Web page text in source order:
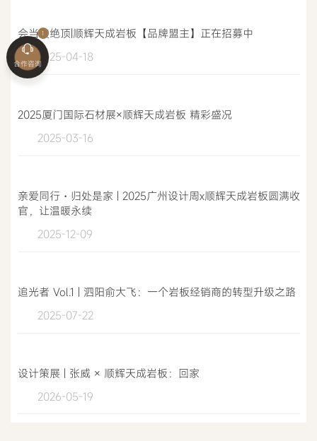
会当凌绝顶|顺辉天成岩板【品牌盟主】正在招募中
2025-04-18
2025厦门国际石材展×顺辉天成岩板 精彩盛况
2025-03-16
亲爱同行・归处是家 | 2025广州设计周x顺辉天成岩板圆满收
官，让温暖永续
2025-12-09
追光者 Vol.1 | 泗阳俞大飞：一个岩板经销商的转型升级之路
2025-07-22
设计策展 | 张威 × 顺辉天成岩板：回家
2026-05-19
合作咨询